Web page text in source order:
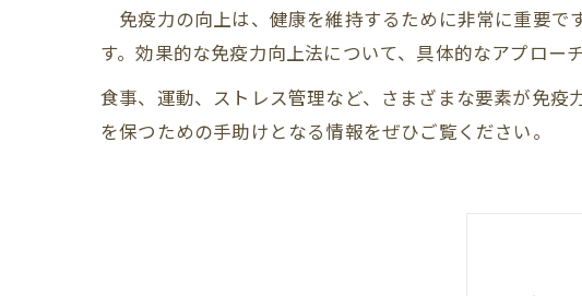
免疫力の向上は、健康を維持するために非常に重要で
す。効果的な免疫力向上法について、具体的なアプロー
食事、運動、ストレス管理など、さまざまな要素が免
を保つための手助けとなる情報をぜひご覧ください。